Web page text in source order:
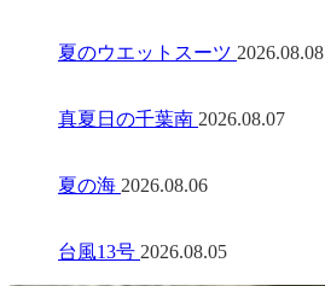
夏のウエットスーツ 2026.08.08
真夏日の千葉南 2026.08.07
夏の海 2026.08.06
台風13号 2026.08.05